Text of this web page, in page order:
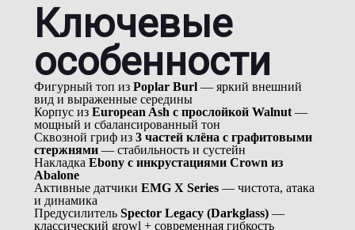
Ключевые
особенности
Фигурный топ из Poplar Burl— яркий внешний
вид и выраженные середины
Корпус из European Ash с прослойкой Walnut—
мощный и сбалансированный тон
Сквозной гриф из 3 частей клёна с графитовыми
стержнями— стабильность и сустейн
Накладка Ebony с инкрустациями Crown из
Abalone
Активные датчики EMG X Series— чистота, атака
и динамика
Предусилитель Spector Legacy (Darkglass)—
классический growl + современная гибкость